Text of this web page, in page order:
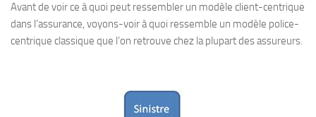
Avant de voir ce à quoi peut ressembler un modèle client-centrique
dans l’assurance, voyons-voir à quoi ressemble un modèle police-
centrique classique que l’on retrouve chez la plupart des assureurs.